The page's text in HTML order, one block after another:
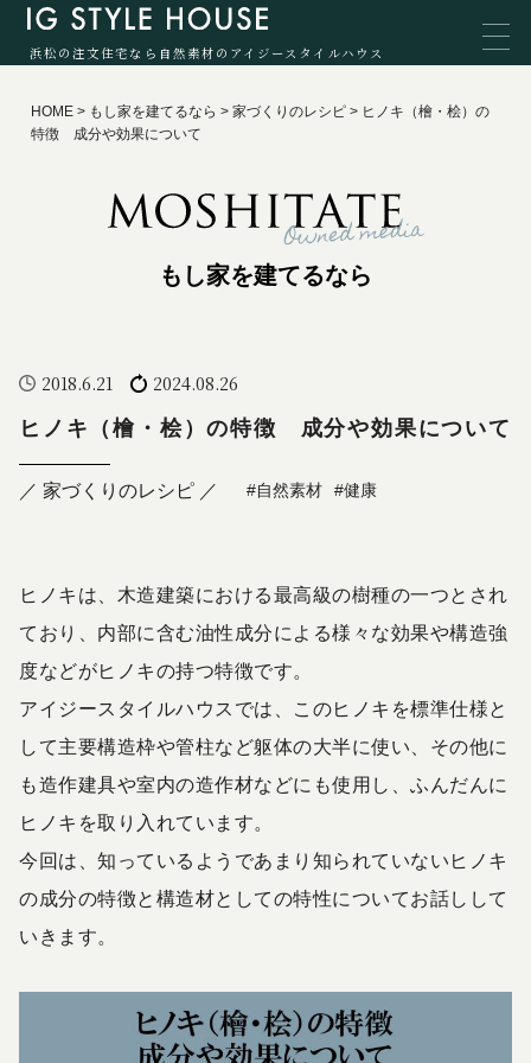
浜松の注文住宅なら自然素材のアイジースタイルハウス
HOME > もし家を建てるなら >家づくりのレシピ > ヒノキ（檜・桧）の
特徴 成分や効果について
もし家を建てるなら
2018.6.21
2024.08.26
ヒノキ（檜・桧）の特徴 成分や効果について
／ 家づくりのレシピ ／ #自然素材 #健康
ヒノキは、木造建築における最高級の樹種の一つとされ
ており、内部に含む油性成分による様々な効果や構造強
度などがヒノキの持つ特徴です。
アイジースタイルハウスでは、このヒノキを標準仕様と
して主要構造枠や管柱など躯体の大半に使い、その他に
も造作建具や室内の造作材などにも使用し、ふんだんに
ヒノキを取り入れています。
今回は、知っているようであまり知られていないヒノキ
の成分の特徴と構造材としての特性についてお話しして
いきます。